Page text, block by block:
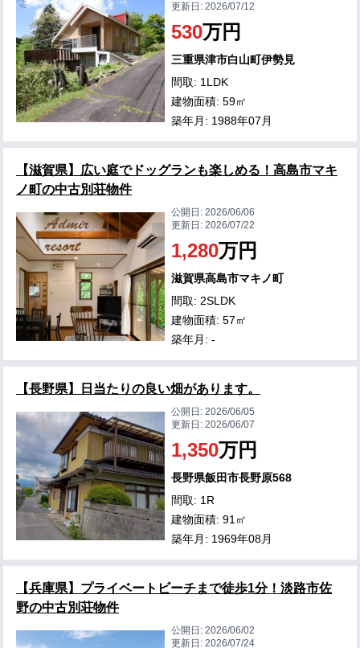
更新日:2026/07/12
530万円
三重県津市白山町伊勢見
間取: 1LDK
建物面積: 59㎡
築年月: 1988年07月
【滋賀県】広い庭でドッグランも楽しめる！高島市マキ
ノ町の中古別荘物件
公開日:2026/06/06
更新日:2026/07/22
1,280万円
滋賀県高島市マキノ町
間取: 2SLDK
建物面積: 57㎡
築年月: -
【長野県】日当たりの良い畑があります。
公開日:2026/06/05
更新日:2026/06/07
1,350万円
長野県飯田市長野原568
間取: 1R
建物面積: 91㎡
築年月: 1969年08月
【兵庫県】プライベートビーチまで徒歩1分！淡路市佐
野の中古別荘物件
公開日:2026/06/02
更新日:2026/07/24